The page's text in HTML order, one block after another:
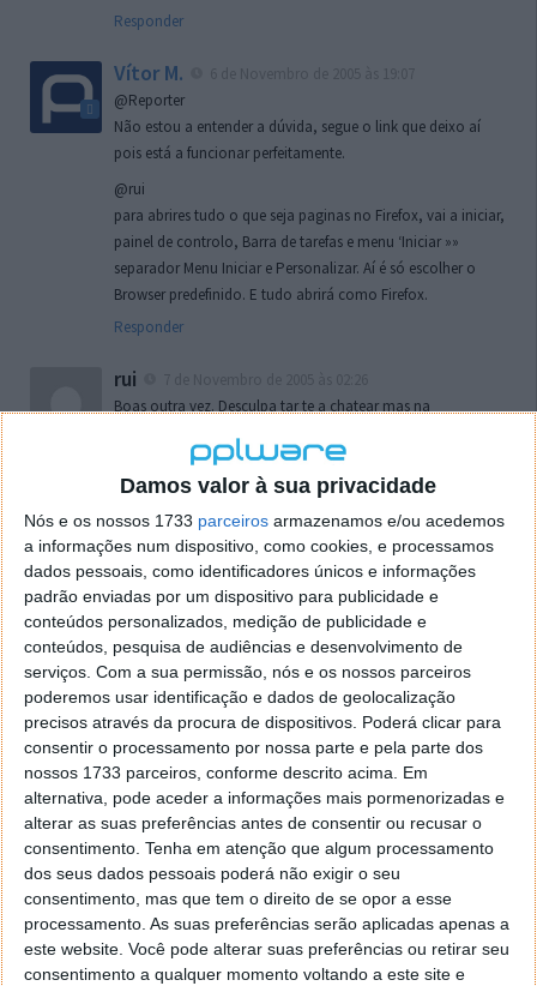
Damos valor à sua privacidade
Nós e os nossos 1733 parceiros armazenamos e/ou acedemos
a informações num dispositivo, como cookies, e processamos
dados pessoais, como identificadores únicos e informações
padrão enviadas por um dispositivo para publicidade e
conteúdos personalizados, medição de publicidade e
conteúdos, pesquisa de audiências e desenvolvimento de
serviços. Com a sua permissão, nós e os nossos parceiros
poderemos usar identificação e dados de geolocalização
precisos através da procura de dispositivos. Poderá clicar para
consentir o processamento por nossa parte e pela parte dos
nossos 1733 parceiros, conforme descrito acima. Em
alternativa, pode aceder a informações mais pormenorizadas e
alterar as suas preferências antes de consentir ou recusar o
consentimento. Tenha em atenção que algum processamento
dos seus dados pessoais poderá não exigir o seu
consentimento, mas que tem o direito de se opor a esse
processamento. As suas preferências serão aplicadas apenas a
este website. Você pode alterar suas preferências ou retirar seu
consentimento a qualquer momento voltando a este site e
Responder
Vítor M.
@Reporter
Não estou a entender a dúvida, segue o link que deixo aí
pois está a funcionar perfeitamente.
@rui
para abrires tudo o que seja paginas no Firefox, vai a iniciar,
painel de controlo, Barra de tarefas e menu ‘Iniciar »»
separador Menu Iniciar e Personalizar. Aí é só escolher o
Browser predefinido. E tudo abrirá como Firefox.
Responder
rui
Boas outra vez. Desculpa tar te a chatear mas na
o firefox como browser predefenido
de control tudo e nada. Tou a comecar a desesperar, ate ja
tentei apagar o explorer na tentativa de forçar o uso do
firefox mas em vao. Kaso te lembres de outra dica fico
agradecido, caso contrario obrigado a mesma
Responder
Vítor M.
7 de Novembro de 2005 às 01:39
@Reporter
Desculpa mas o link funciona. Seja como for segue por mail
o MSn Messenger 8.
Responder
Vítor M.
7 de Novembro de 2005 às 11:21
@Rui
Tens de encontrar o que te falei. Faz da seguinte maneira,
janela iniciar e no topo dessa janela com o botão direito do
rato faz propriedades. Depois no separador Menu ‘Iniciar’
clica no botão ‘Personalizar’ aí encontrarás no separador
geral a opção para escolheres o Browser com que queres